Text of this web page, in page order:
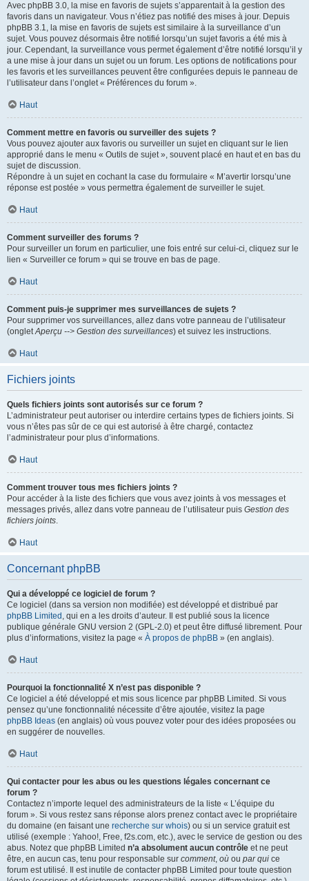
Avec phpBB 3.0, la mise en favoris de sujets s’apparentait à la gestion des
favoris dans un navigateur. Vous n’étiez pas notifié des mises à jour. Depuis
phpBB 3.1, la mise en favoris de sujets est similaire à la surveillance d’un
sujet. Vous pouvez désormais être notifié lorsqu’un sujet favoris a été mis à
jour. Cependant, la surveillance vous permet également d’être notifié lorsqu’il y
a une mise à jour dans un sujet ou un forum. Les options de notifications pour
les favoris et les surveillances peuvent être configurées depuis le panneau de
l’utilisateur dans l’onglet « Préférences du forum ».
Haut
Comment mettre en favoris ou surveiller des sujets ?
Vous pouvez ajouter aux favoris ou surveiller un sujet en cliquant sur le lien
approprié dans le menu « Outils de sujet », souvent placé en haut et en bas du
sujet de discussion.
Répondre à un sujet en cochant la case du formulaire « M’avertir lorsqu’une
réponse est postée » vous permettra également de surveiller le sujet.
Haut
Comment surveiller des forums ?
Pour surveiller un forum en particulier, une fois entré sur celui-ci, cliquez sur le
lien « Surveiller ce forum » qui se trouve en bas de page.
Haut
Comment puis-je supprimer mes surveillances de sujets ?
Pour supprimer vos surveillances, allez dans votre panneau de l’utilisateur
(ongletAperçu --> Gestion des surveillances) et suivez les instructions.
Haut
Fichiers joints
Quels fichiers joints sont autorisés sur ce forum ?
L’administrateur peut autoriser ou interdire certains types de fichiers joints. Si
vous n’êtes pas sûr de ce qui est autorisé à être chargé, contactez
l’administrateur pour plus d’informations.
Haut
Comment trouver tous mes fichiers joints ?
Pour accéder à la liste des fichiers que vous avez joints à vos messages et
messages privés, allez dans votre panneau de l’utilisateur puis Gestion des
fichiers joints.
Haut
Concernant phpBB
Qui a développé ce logiciel de forum ?
Ce logiciel (dans sa version non modifiée) est développé et distribué par
phpBB Limited , qui en a les droits d’auteur. Il est publié sous la licence
publique générale GNU version 2 (GPL-2.0) et peut être diffusé librement. Pour
plus d’informations, visitez la page « À propos de phpBB » (en anglais).
Haut
Pourquoi la fonctionnalité X n’est pas disponible ?
Ce logiciel a été développé et mis sous licence par phpBB Limited. Si vous
pensez qu’une fonctionnalité nécessite d’être ajoutée, visitez la page
phpBB Ideas (en anglais) où vous pouvez voter pour des idées proposées ou
en suggérer de nouvelles.
Haut
Qui contacter pour les abus ou les questions légales concernant ce
forum ?
Contactez n’importe lequel des administrateurs de la liste « L’équipe du
forum ». Si vous restez sans réponse alors prenez contact avec le propriétaire
du domaine (en faisant une recherche sur whois) ou si un service gratuit est
utilisé (exemple : Yahoo!, Free, f2s.com, etc.), avec le service de gestion ou des
abus. Notez que phpBB Limited n’a absolument aucun contrôle et ne peut
être, en aucun cas, tenu pour responsable sur comment, où ou par qui ce
forum est utilisé. Il est inutile de contacter phpBB Limited pour toute question